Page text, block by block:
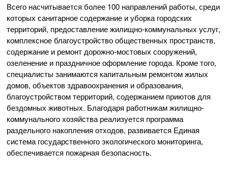
Всего насчитывается более 100 направлений работы, среди
которых санитарное содержание и уборка городских
территорий, предоставление жилищно-коммунальных услуг,
комплексное благоустройство общественных пространств,
содержание и ремонт дорожно-мостовых сооружений,
озеленение и праздничное оформление города. Кроме того,
специалисты занимаются капитальным ремонтом жилых
домов, объектов здравоохранения и образования,
благоустройством территорий, содержанием приютов для
бездомных животных. Благодаря работникам жилищно-
коммунального хозяйства реализуется программа
раздельного накопления отходов, развивается Единая
система государственного экологического мониторинга,
обеспечивается пожарная безопасность.